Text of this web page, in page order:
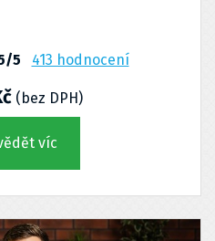
5 413 hodnocení
(bez DPH)
víc